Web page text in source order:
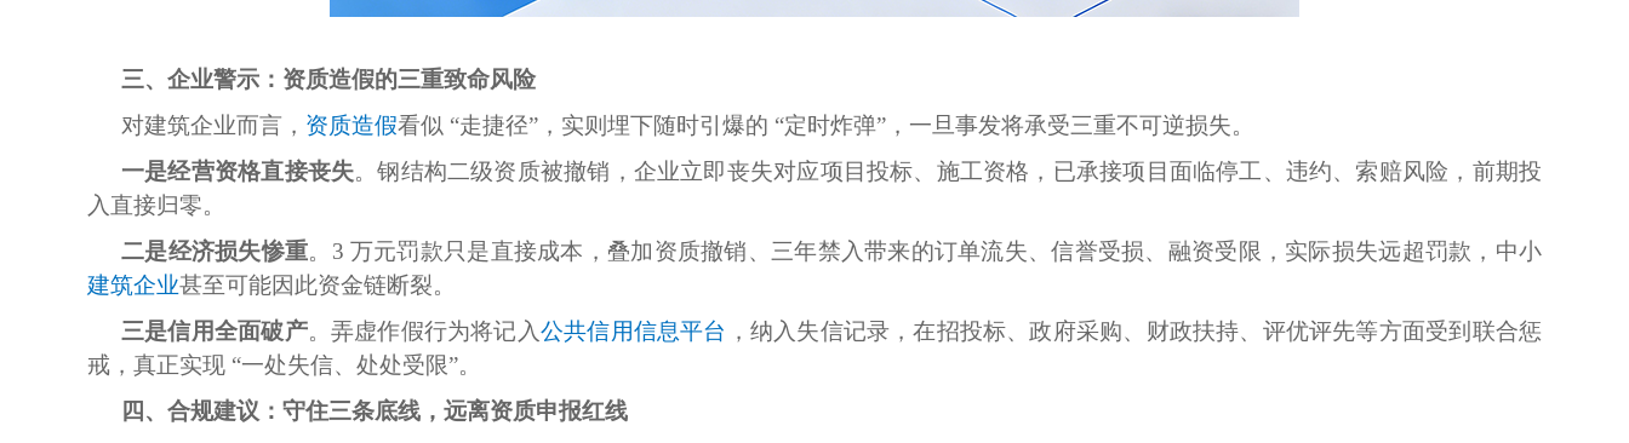
三、企业警示：资质造假的三重致命风险
对建筑企业而言， 资质造假看似 “走捷径”，实则埋下随时引爆的 “定时炸弹”，一旦事发将承受三重不可逆损失。
一是经营资格直接丧失。钢结构二级资质被撤销，企业立即丧失对应项目投标、施工资格，已承接项目面临停工、违约、索赔风险，前期投
入直接归零。
二是经济损失惨重。3 万元罚款只是直接成本，叠加资质撤销、三年禁入带来的订单流失、信誉受损、融资受限，实际损失远超罚款，中小
建筑企业甚至可能因此资金链断裂。
三是信用全面破产。弄虚作假行为将记入公共信用信息平台 ，纳入失信记录，在招投标、政府采购、财政扶持、评优评先等方面受到联合惩
戒，真正实现 “一处失信、处处受限”。
四、合规建议：守住三条底线，远离资质申报红线